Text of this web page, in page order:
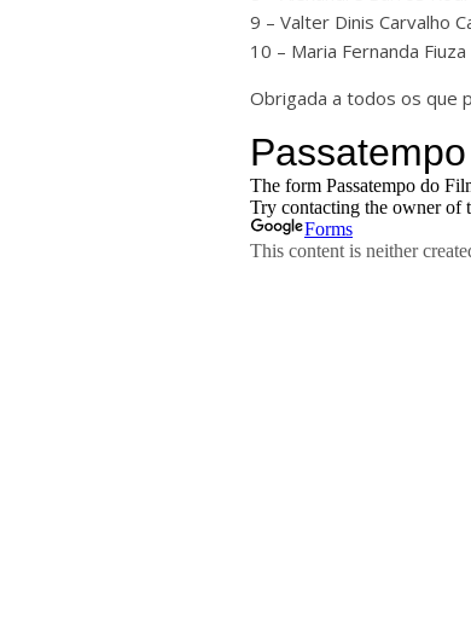
9 – Valter Dinis Carvalho
10 – Maria Fernanda
Obrigada a todos os que